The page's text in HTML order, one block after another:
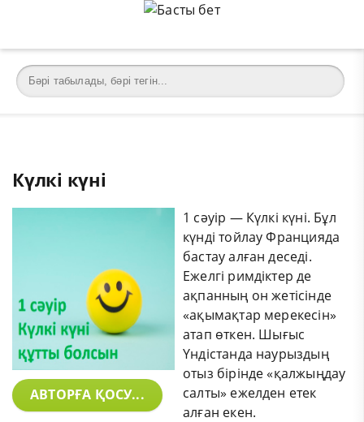
Күлкі күні
АВТОРҒА ҚОСУ...
1 сәуір — Күлкі күні. Бұл
күнді тойлау Францияда
бастау алған деседі.
Ежелгі римдіктер де
ақпанның он жетісінде
«ақымақтар мерекесін»
атап өткен. Шығыс
Үндістанда наурыздың
отыз бірінде «қалжыңдау
салты» ежелден етек
алған екен.